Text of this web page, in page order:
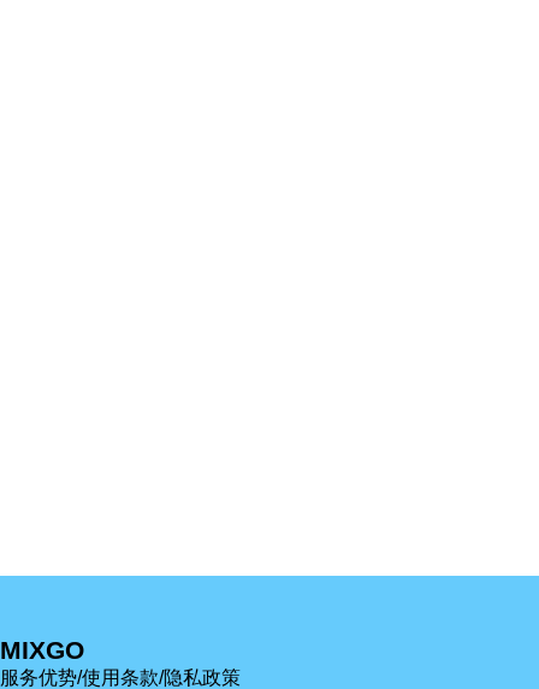
MIXGO
服务优势/使用条款/隐私政策